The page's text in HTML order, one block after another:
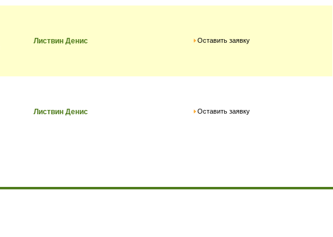
Листвин Денис Оставить заявку
Листвин Денис Оставить заявку